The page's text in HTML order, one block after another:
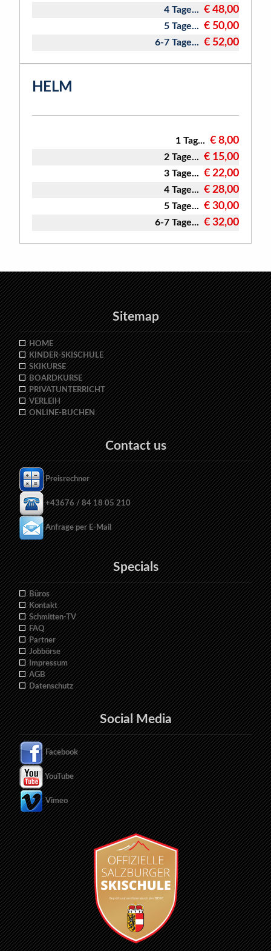
4 Tage... € 48,00
5 Tage... € 50,00
6-7 Tage... € 52,00
HELM
1 Tag... € 8,00
2 Tage... € 15,00
3 Tage... € 22,00
4 Tage... € 28,00
5 Tage... € 30,00
6-7 Tage... € 32,00
Sitemap
HOME
KINDER-SKISCHULE
SKIKURSE
BOARDKURSE
PRIVATUNTERRICHT
VERLEIH
ONLINE-BUCHEN
Contact us
Preisrechner
+43676 / 84 18 05 210
Anfrage per E-Mail
Specials
Büros
Kontakt
Schmitten-TV
FAQ
Partner
Jobbörse
Impressum
AGB
Datenschutz
Social Media
Facebook
YouTube
Vimeo